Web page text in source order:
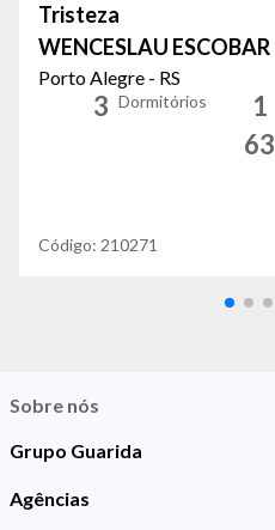
Tristeza
WENCESLAU ESCOBAR
Porto Alegre - RS
3 Dormitórios 1
63
Código: 210271
Sobre nós
Grupo Guarida
Agências